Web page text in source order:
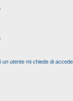
un utente mi chiede di